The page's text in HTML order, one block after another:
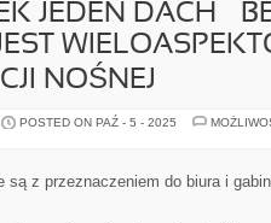
JEDEN DACH –
NOŚNEJ
POSTED ON PAŹ - 5 - 2025
są z przeznaczeniem do biura i